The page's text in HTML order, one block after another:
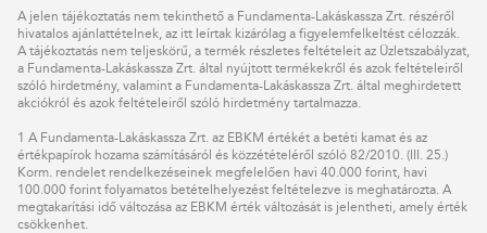
A jelen tájékoztatás nem tekinthető a Fundamenta-Lakáskassza Zrt. részéről
hivatalos ajánlattételnek, az itt leírtak kizárólag a figyelemfelkeltést célozzák.
A tájékoztatás nem teljeskörű, a termék részletes feltételeit az Üzletszabályzat,
a Fundamenta-Lakáskassza Zrt. által nyújtott termékekről és azok feltételeiről
szóló hirdetmény, valamint a Fundamenta-Lakáskassza Zrt. által meghirdetett
akciókról és azok feltételeiről szóló hirdetmény tartalmazza.
1 A Fundamenta-Lakáskassza Zrt. az EBKM értékét a betéti kamat és az
értékpapírok hozama számításáról és közzétételéről szóló 82/2010. (III. 25.)
Korm. rendelet rendelkezéseinek megfelelően havi 40.000 forint, havi
100.000 forint folyamatos betételhelyezést feltételezve is meghatározta. A
megtakarítási idő változása az EBKM érték változását is jelentheti, amely érték
csökkenhet.